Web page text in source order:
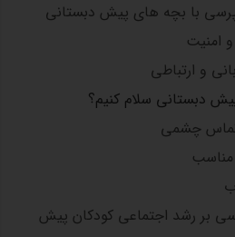
با بچه های پیش دبستانی
امنیت
و ارتباطی
دبستانی سلام کنیم؟
تماس چشمی
مناسب
بر رشد اجتماعی کودکان پیش‌